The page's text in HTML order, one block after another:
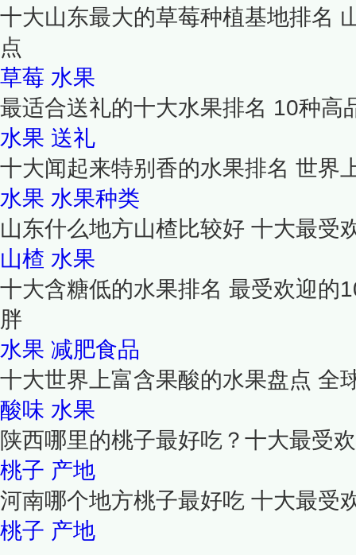
十大山东最大的草莓种植基地排名
点
草莓 水果
最适合送礼的十大水果排名 10种高
水果 送礼
十大闻起来特别香的水果排名 世界
水果 水果种类
山东什么地方山楂比较好 十大最受
山楂 水果
十大含糖低的水果排名 最受欢迎的
胖
水果 减肥食品
十大世界上富含果酸的水果盘点 全
酸味 水果
陕西哪里的桃子最好吃？十大最受
桃子 产地
河南哪个地方桃子最好吃 十大最受
桃子 产地